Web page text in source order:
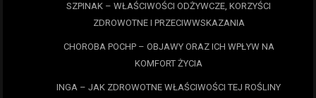
SZPINAK – WŁAŚCIWOŚCI ODŻYWCZE, KORZYŚCI
ZDROWOTNE I PRZECIWWSKAZANIA
CHOROBA POCHP – OBJAWY ORAZ ICH WPŁYW NA
KOMFORT ŻYCIA
INGA – JAK ZDROWOTNE WŁAŚCIWOŚCI TEJ ROŚLINY